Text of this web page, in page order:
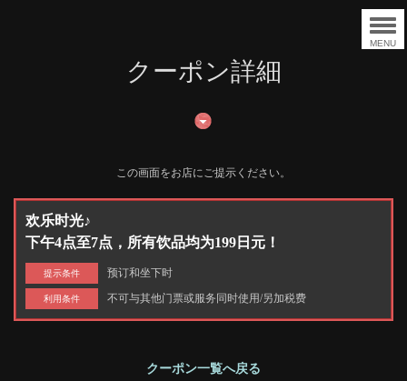
MENU
クーポン詳細
この画面をお店にご提示ください。
欢乐时光♪
下午4点至7点，所有饮品均为199日元！
提示条件 预订和坐下时
利用条件 不可与其他门票或服务同时使用/另加税费
クーポン一覧へ戻る